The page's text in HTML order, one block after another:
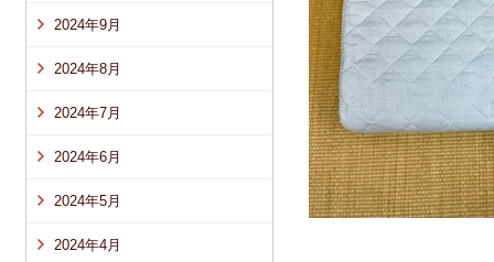
2024年9月
2024年8月
2024年7月
2024年6月
2024年5月
2024年4月